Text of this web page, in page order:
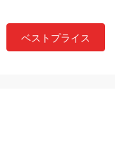
ベストプライス